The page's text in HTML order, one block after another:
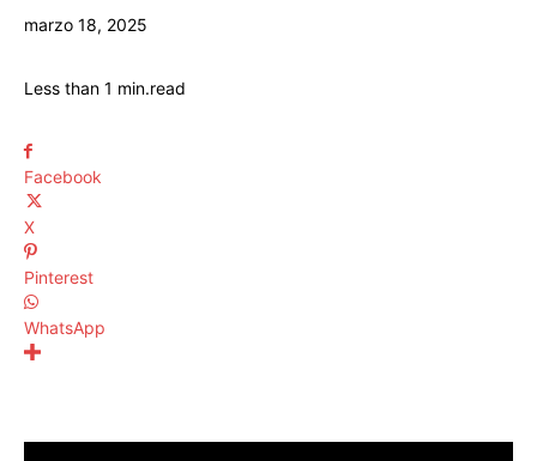
marzo 18, 2025
Less than 1 min.read
Facebook
X
Pinterest
WhatsApp